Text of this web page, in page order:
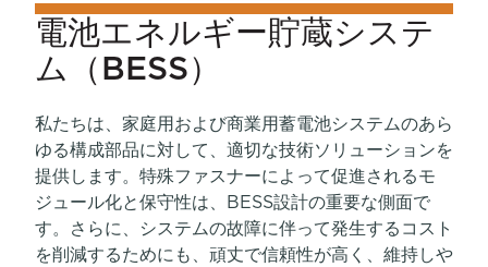
電池エネルギー貯蔵システ
ム（BESS）
私たちは、家庭用および商業用蓄電池システムのあら
ゆる構成部品に対して、適切な技術ソリューションを
提供します。特殊ファスナーによって促進されるモ
ジュール化と保守性は、BESS設計の重要な側面で
す。さらに、システムの故障に伴って発生するコスト
を削減するためにも、頑丈で信頼性が高く、維持しや